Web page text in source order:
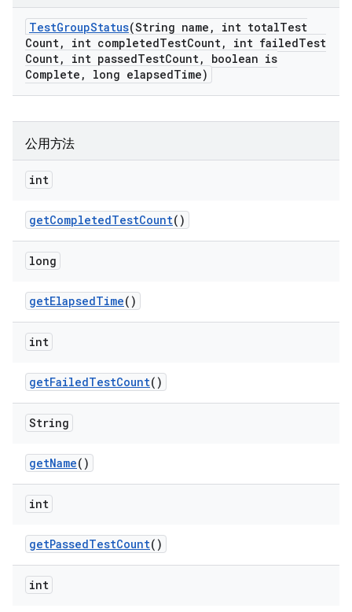
TestGroupStatus(String name , int totalTest
Count, int completedTestCount, int failedTest
Count, int passedTestCount,
boolean is
Complete , long elapsedTime)
公用方法
int
getCompletedTestCount()
long
getElapsedTime()
int
getFailedTestCount()
String
getName()
int
getPassedTestCount()
int